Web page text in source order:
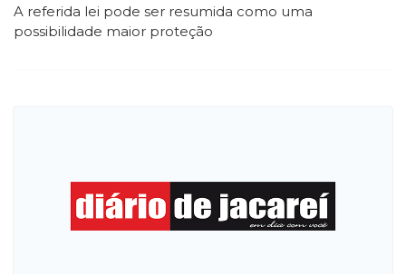
A referida lei pode ser resumida como uma
possibilidade maior proteção